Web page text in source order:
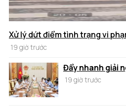
Xử lý dứt điểm tình trạng vi
19 giờ trước
Đẩy nhanh giải
19 giờ trước